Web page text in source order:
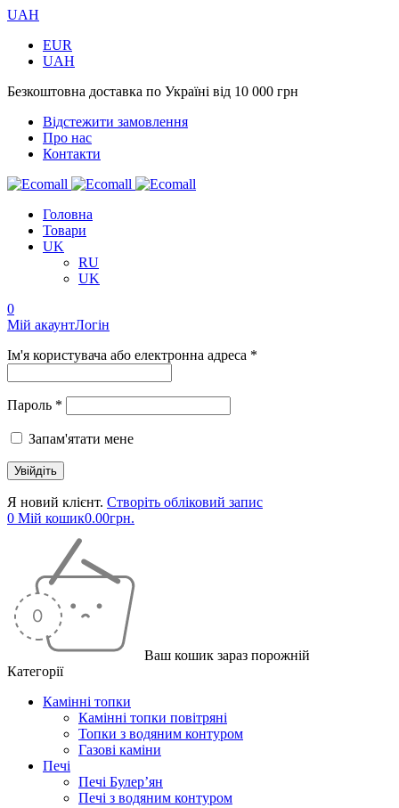
UAH
EUR
UAH
Безкоштовна доставка по Україні від 10 000 грн
Відстежити замовлення
Про нас
Контакти
Головна
Товари
UK
RU
UK
0
Мій акаунтЛогін
Ім'я користувача або електронна адреса *
Пароль *
Запам'ятати мене
Я новий клієнт. Створіть обліковий запис
0 Мій кошик0.00грн.
Ваш кошик зараз порожній
Категорії
Камінні топки
Камінні топки повітряні
Топки з водяним контуром
Газові каміни
Печі
Печі Булер’ян
Печі з водяним контуром